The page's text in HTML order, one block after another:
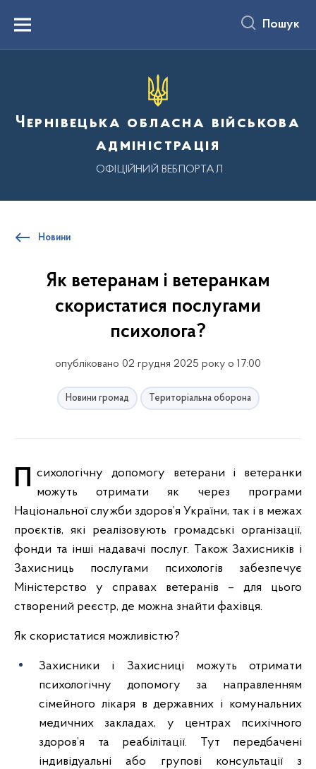
вмістуMenu Пошук
Чернівецька обласна військова
адміністрація
ОФІЦІЙНИЙ ВЕБПОРТАЛ
Новини
Як ветеранам і ветеранкам
скористатися послугами
психолога?
опубліковано 02 грудня 2025 року о 17:00
Новини громад Територіальна оборона
Психологічну допомогу ветерани і ветеранки можуть отримати як через програми
Національної служби здоров’я України, так і в межах
проєктів, які реалізовують громадські організації,
фонди та інші надавачі послуг. Також Захисників і
Захисниць послугами психологів забезпечує
Міністерство у справах ветеранів – для цього
створений реєстр, де можна знайти фахівця.
Як скористатися можливістю?
Захисники і Захисниці можуть отримати
психологічну допомогу за направленням
сімейного лікаря в державних і комунальних
медичних закладах, у центрах психічного
здоров’я та реабілітації. Тут передбачені
індивідуальні або групові консультації з